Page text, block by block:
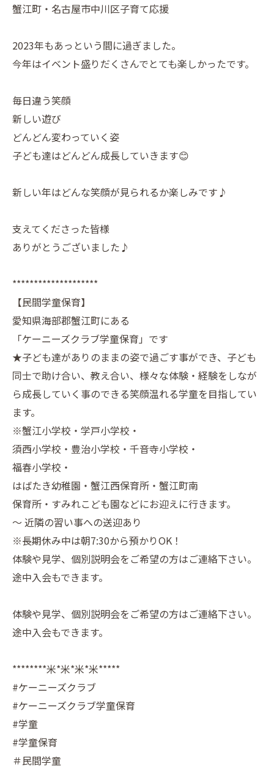
蟹江町・名古屋市中川区子育て応援
2023年もあっという間に過ぎました。
今年はイベント盛りだくさんでとても楽しかったです。
毎日違う笑顔
新しい遊び
どんどん変わっていく姿
子ども達はどんどん成長していきます😊
新しい年はどんな笑顔が見られるか楽しみです♪
支えてくださった皆様
ありがとうございました♪
********************
【民間学童保育】
愛知県海部郡蟹江町にある
「ケーニーズクラブ学童保育」です
★子ども達がありのままの姿で過ごす事ができ、子ども
同士で助け合い、教え合い、様々な体験・経験をしなが
ら成長していく事のできる笑顔温れる学童を目指してい
ます。
※蟹江小学校・学戸小学校・
須西小学校・豊治小学校・千音寺小学校・
福春小学校・
はばたき幼稚園・蟹江西保育所・蟹江町南
保育所・すみれこども園などにお迎えに行きます。
～ 近隣の習い事への送迎あり
※長期休み中は朝7:30から預かりOK！
体験や見学、個別説明会をご希望の方はご連絡下さい。
途中入会もできます。
体験や見学、個別説明会をご希望の方はご連絡下さい。
途中入会もできます。
********米*米*米*米*****
#ケーニーズクラブ
#ケーニーズクラブ学童保育
#学童
#学童保育
＃民間学童